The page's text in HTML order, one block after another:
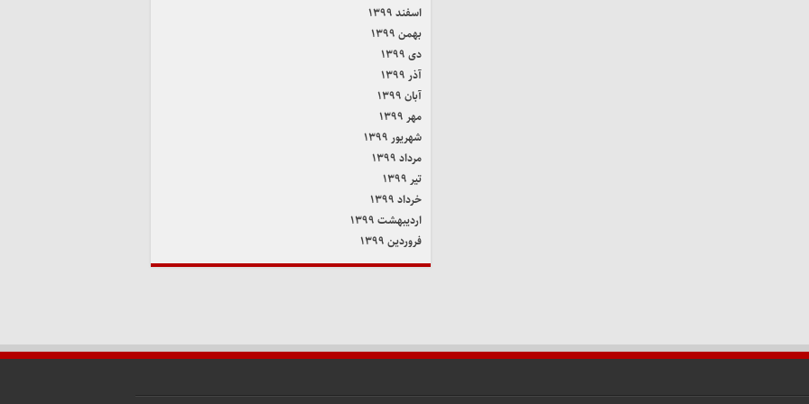
اسفند ۱۳۹۹
بهمن ۱۳۹۹
دی ۱۳۹۹
آذر ۱۳۹۹
آبان ۱۳۹۹
مهر ۱۳۹۹
شهریور ۱۳۹۹
مرداد ۱۳۹۹
تیر ۱۳۹۹
خرداد ۱۳۹۹
اردیبهشت ۱۳۹۹
فروردین ۱۳۹۹